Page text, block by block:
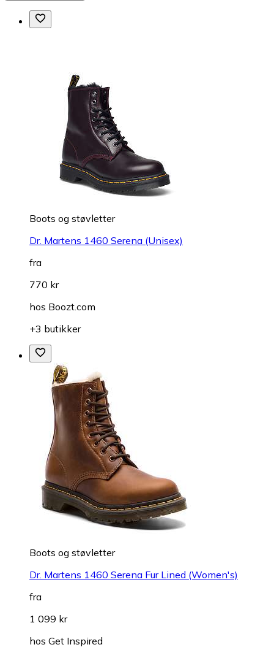
Boots og støvletter
Dr. Martens 1460 Serena (Unisex)
fra
770 kr
hos Boozt.com
+3 butikker
Boots og støvletter
Dr. Martens 1460 Serena Fur Lined (Women's)
fra
1 099 kr
hos Get Inspired